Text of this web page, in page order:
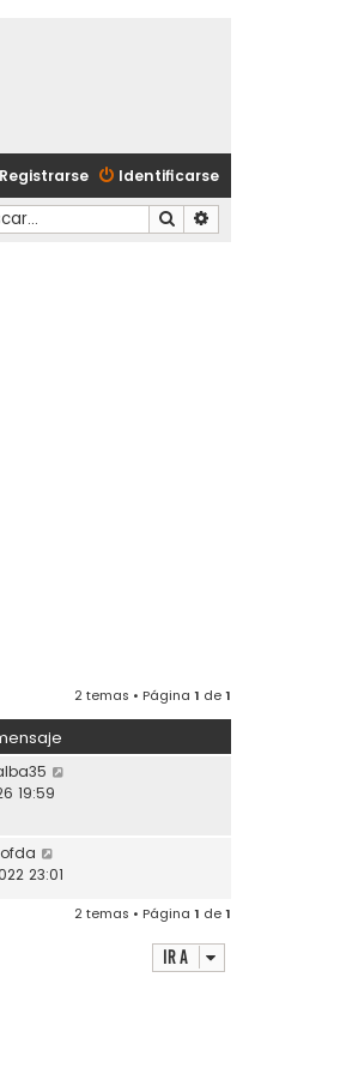
Identificarse
Registrarse
Buscar
2 temas • Página 1 de1
19:59
23:01
2 temas • Página 1 de1
Ir a